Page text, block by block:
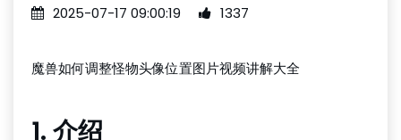
2025-07-17 09:00:19 1337
魔兽如何调整怪物头像位置图片视频讲解大全
1. 介绍